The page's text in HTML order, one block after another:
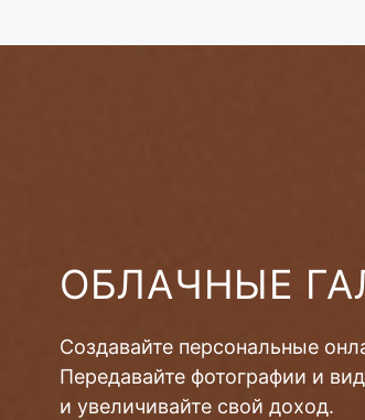
ОБЛАЧНЫЕ
Создавайте персональные
Передавайте фотографии и
и увеличивайте свой доход.